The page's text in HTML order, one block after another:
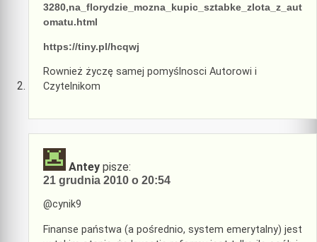
3280,na_florydzie_mozna_kupic_sztabke_zlota_z_aut
omatu.html
https://tiny.pl/hcqwj
Rownież życzę samej pomyślnosci Autorowi i
Czytelnikom
Antey pisze:
21 grudnia 2010 o 20:54
@cynik9
Finanse państwa (a pośrednio, system emerytalny) jest